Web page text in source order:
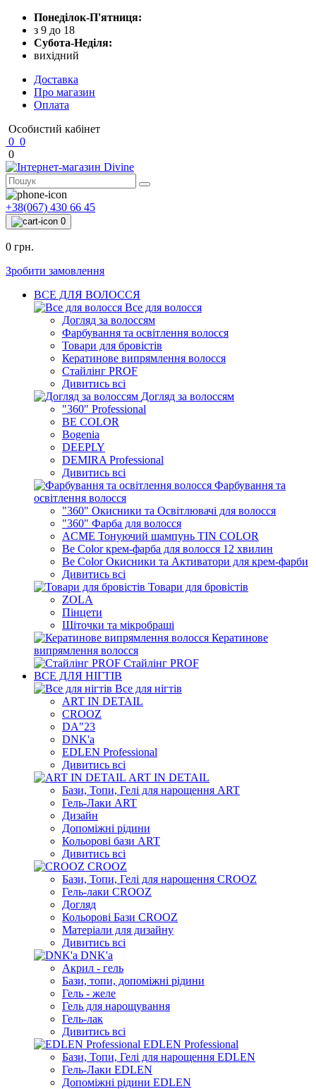
Понеділок-П'ятниця:
з 9 до 18
Субота-Неділя:
вихідний
Доставка
Про магазин
Оплата
Особистий кабінет
0 0
0
+38(067) 430 66 45
0
0 грн.
Зробити замовлення
ВСЕ ДЛЯ ВОЛОССЯ
Все для волосся
Догляд за волоссям
Фарбування та освітлення волосся
Товари для бровістів
Кератинове випрямлення волосся
Стайлінг PROF
Дивитись всі
Догляд за волоссям
"360" Professional
BE COLOR
Bogenia
DEEPLY
DEMIRA Professional
Дивитись всі
Фарбування та
освітлення волосся
"360" Окисники та Освітлювачі для волосся
"360" Фарба для волосся
ACME Тонуючий шампунь TIN COLOR
Be Color крем-фарба для волосся 12 хвилин
Be Color Окисники та Активатори для крем-фарби
Дивитись всі
Товари для бровістів
ZOLA
Пінцети
Щіточки та мікробраші
Кератинове
випрямлення волосся
Стайлінг PROF
ВСЕ ДЛЯ НІГТІВ
Все для нігтів
ART IN DETAIL
CROOZ
DA"23
DNK'a
EDLEN Professional
Дивитись всі
ART IN DETAIL
Бази, Топи, Гелі для нарощення ART
Гель-Лаки ART
Дизайн
Допоміжні рідини
Кольорові бази ART
Дивитись всі
CROOZ
Бази, Топи, Гелі для нарощення CROOZ
Гель-лаки CROOZ
Догляд
Кольорові Бази CROOZ
Матеріали для дизайну
Дивитись всі
DNK'a
Акрил - гель
Бази, топи, допоміжні рідини
Гель - желе
Гель для нарощування
Гель-лак
Дивитись всі
EDLEN Professional
Бази, Топи, Гелі для нарощення EDLEN
Гель-Лаки EDLEN
Допоміжні рідини EDLEN